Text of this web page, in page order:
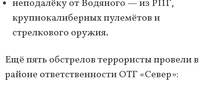
неподалёку от Водяного — из РПГ,
крупнокалиберных пулемётов и
стрелкового оружия.
Ещё пять обстрелов террористы провели в
районе ответственности ОТГ «Север»: